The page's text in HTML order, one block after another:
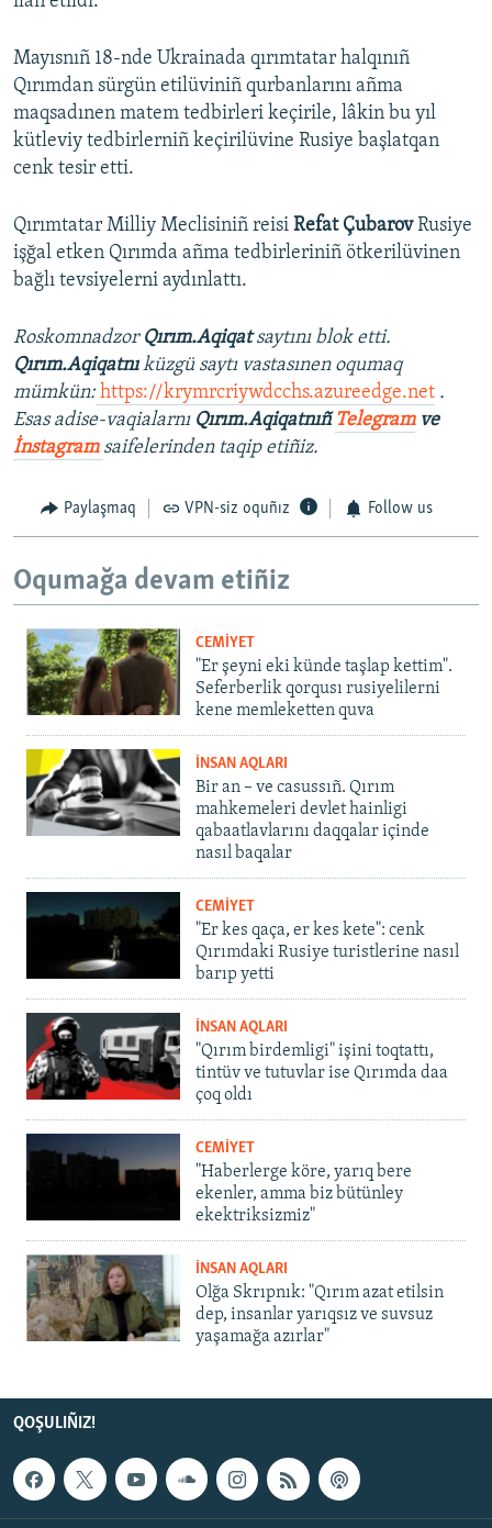
Mayısnıñ 18-nde Ukrainada qırımtatar halqınıñ
Qırımdan sürgün etilüviniñ qurbanlarını añma
maqsadınen matem tedbirleri keçirile, lâkin bu yıl
kütleviy tedbirlerniñ keçirilüvine Rusiye başlatqan
cenk tesir etti.
Qırımtatar Milliy Meclisiniñ reisi Refat ÇubarovRusiye
işğal etken Qırımda añma tedbirleriniñ ötkerilüvinen
bağlı tevsiyelerni aydınlattı.
Roskomnadzor Qırım.Aqiqatsaytını blok etti.
Qırım.Aqiqatnıküzgü saytı vastasınen oqumaq
mümkün: https://krymrcriywdcchs.azureedge.net .
Esas adise-vaqialarnı Qırım.Aqiqatnıñ Telegramve
İnstagram saifelerinden taqip etiñiz.
Paylaşmaq VPN-siz oquñız Follow us
Oqumağa devam etiñiz
CEMİYET
"Er şeyni eki künde taşlap kettim".
Seferberlik qorqusı rusiyelilerni
kene memleketten quva
İNSAN AQLARI
Bir an – ve casussıñ. Qırım
mahkemeleri devlet hainligi
qabaatlavlarını daqqalar içinde
nasıl baqalar
CEMİYET
"Er kes qaça, er kes kete": cenk
Qırımdaki Rusiye turistlerine nasıl
barıp yetti
İNSAN AQLARI
"Qırım birdemligi" işini toqtattı,
tintüv ve tutuvlar ise Qırımda daa
çoq oldı
CEMİYET
"Haberlerge köre, yarıq bere
ekenler, amma biz bütünley
ekektriksizmiz"
İNSAN AQLARI
Olğa Skrıpnık: "Qırım azat etilsin
dep, insanlar yarıqsız ve suvsuz
yaşamağa azırlar"
QOŞULIÑIZ!